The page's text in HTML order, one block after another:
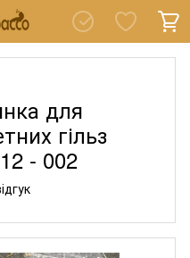
для
гільз
- 002